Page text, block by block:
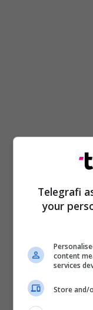
Telegrafi
your
content
services
Store and/